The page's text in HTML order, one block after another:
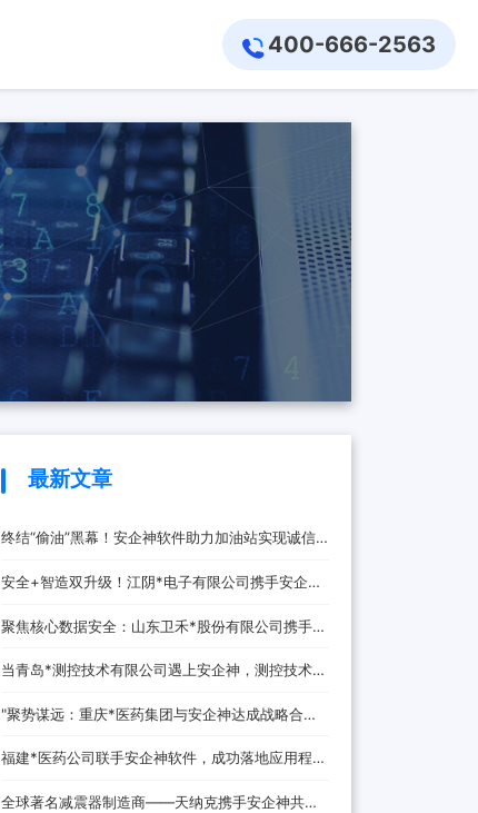
400-666-2563
最新文章
终结“偷油”黑幕！安企神软件助力加油站实现诚信
经营，挽回消费者信任
安全+智造双升级！江阴*电子有限公司携手安企神
开启企业防护新时代！
聚焦核心数据安全：山东卫禾*股份有限公司携手安
企神软件构建防泄密屏障！
当青岛*测控技术有限公司遇上安企神，测控技术数
据安全将迎来哪些新变化？
‌"聚势谋远：重庆*医药集团与安企神达成战略合
作，探索医药+科技融合发展新路径！
福建*医药公司联手安企神软件，成功落地应用程
序、网站黑名单设置与USB管控方案！
全球著名减震器制造商——天纳克携手安企神共筑